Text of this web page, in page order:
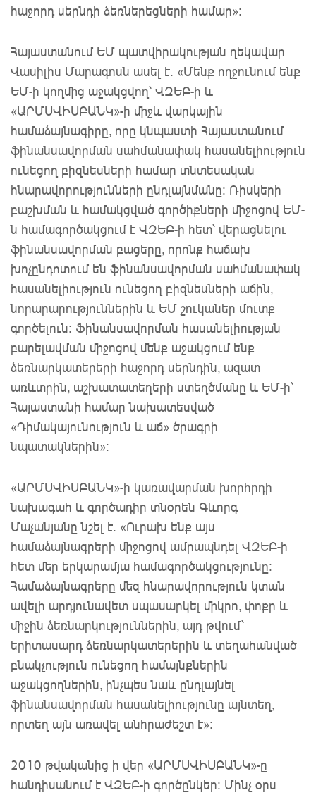
հաջորդ սերնդի ձեռներեցների համար»:
Հայաստանում ԵՄ պատվիրակության ղեկավար
Վասիլիս Մարագոսն ասել է. «Մենք ողջունում ենք
ԵՄ-ի կողմից աջակցվող՝ ՎԶԵԲ-ի և
«ԱՐՄՍՎԻՍԲԱՆԿ»-ի միջև վարկային
համաձայնագիրը, որը կնպաստի Հայաստանում
ֆինանսավորման սահմանափակ հասանելիություն
ունեցող բիզնեսների համար տնտեսական
հնարավորությունների ընդլայնմանը: Ռիսկերի
բաշխման և համակցված գործիքների միջոցով ԵՄ-
ն համագործակցում է ՎԶԵԲ-ի հետ՝ վերացնելու
ֆինանսավորման բացերը, որոնք հաճախ
խոչընդոտում են ֆինանսավորման սահմանափակ
հասանելիություն ունեցող բիզնեսների աճին,
նորարարություններին և ԵՄ շուկաներ մուտք
գործելուն: Ֆինանսավորման հասանելիության
բարելավման միջոցով մենք աջակցում ենք
ձեռնարկատերերի հաջորդ սերնդին, ազատ
առևտրին, աշխատատեղերի ստեղծմանը և ԵՄ-ի՝
Հայաստանի համար նախատեսված
«Դիմակայունություն և աճ» ծրագրի
նպատակներին»:
«ԱՐՄՍՎԻՍԲԱՆԿ»-ի կառավարման խորհրդի
նախագահ և գործադիր տնօրեն Գևորգ
Մաչանյանը նշել է. «Ուրախ ենք այս
համաձայնագրերի միջոցով ամրապնդել ՎԶԵԲ-ի
հետ մեր երկարամյա համագործակցությունը:
Համաձայնագրերը մեզ հնարավորություն կտան
ավելի արդյունավետ սպասարկել միկրո, փոքր և
միջին ձեռնարկություններին, այդ թվում՝
երիտասարդ ձեռնարկատերերին և տեղահանված
բնակչություն ունեցող համայնքներին
աջակցողներին, ինչպես նաև ընդլայնել
ֆինանսավորման հասանելիությունը այնտեղ,
որտեղ այն առավել անհրաժեշտ է»։
2010 թվականից ի վեր «ԱՐՄՍՎԻՍԲԱՆԿ»-ը
հանդիսանում է ՎԶԵԲ-ի գործընկեր։ Մինչ օրս